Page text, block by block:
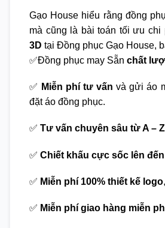
Gạo House hiểu rằng đồng
mà cũng là bài toán tối ưu chi
3D tại Đồng phục Gạo House,
✅Đồng phục may Sẵn chất
✅ Miễn phí tư vấn và gửi áo
đặt áo đồng phục.
✅ Tư vấn chuyên sâu từ A – Z
✅ Chiết khấu cực sốc lên đến
✅ Miễn phí 100% thiết kế logo
✅ Miễn phí giao hàng miễn